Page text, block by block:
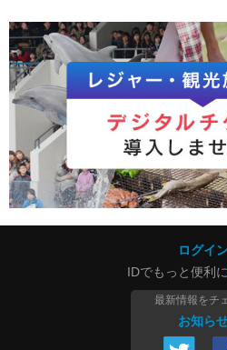
ログイ
IDでもっと便利に
最新情報をチ
お知ら